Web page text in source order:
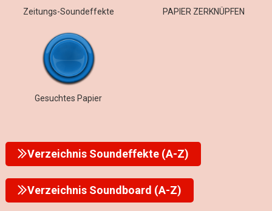
Zeitungs-Soundeffekte PAPIER ZERKNÜPFEN
Gesuchtes Papier
Verzeichnis Soundeffekte (A-Z)
Verzeichnis Soundboard (A-Z)